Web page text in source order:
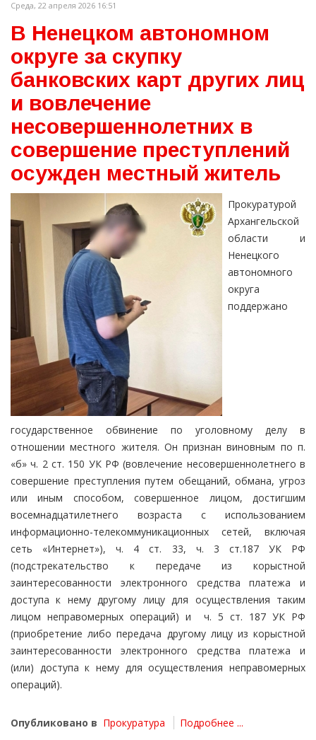
Среда, 22 апреля 2026 16:51
В Ненецком автономном
округе за скупку
банковских карт других лиц
и вовлечение
несовершеннолетних в
совершение преступлений
осужден местный житель
Прокуратурой
Архангельской
области и
Ненецкого
автономного
округа
поддержано
государственное обвинение по уголовному делу в
отношении местного жителя. Он признан виновным по п.
«б» ч. 2 ст. 150 УК РФ (вовлечение несовершеннолетнего в
совершение преступления путем обещаний, обмана, угроз
или иным способом, совершенное лицом, достигшим
восемнадцатилетнего возраста с использованием
информационно-телекоммуникационных сетей, включая
сеть «Интернет»), ч. 4 ст. 33, ч. 3 ст.187 УК РФ
(подстрекательство к передаче из корыстной
заинтересованности электронного средства платежа и
доступа к нему другому лицу для осуществления таким
лицом неправомерных операций) и ч. 5 ст. 187 УК РФ
(приобретение либо передача другому лицу из корыстной
заинтересованности электронного средства платежа и
(или) доступа к нему для осуществления неправомерных
операций).
Опубликовано в Прокуратура Подробнее ...